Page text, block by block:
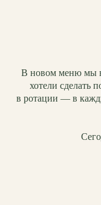
В новом меню мы
хотели сделать
в ротации — в